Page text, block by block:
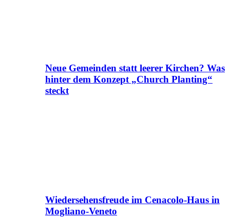
Neue Gemeinden statt leerer Kirchen? Was
hinter dem Konzept „Church Planting“
steckt
Wiedersehensfreude im Cenacolo-Haus in
Mogliano-Veneto